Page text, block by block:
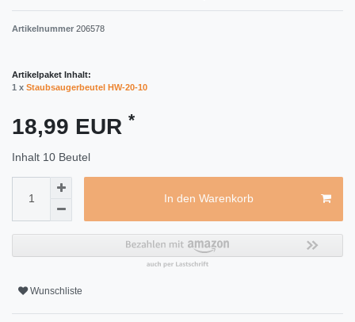
Artikelnummer 206578
Artikelpaket Inhalt:
1 x Staubsaugerbeutel HW-20-10
18,99 EUR *
Inhalt 10 Beutel
In den Warenkorb
Wunschliste